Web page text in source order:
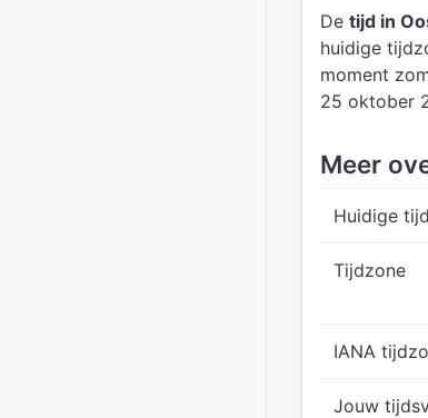
De tijd in
huidige
moment
25 oktober
Meer
Huidige tijd
Tijdzone
IANA
Jouw